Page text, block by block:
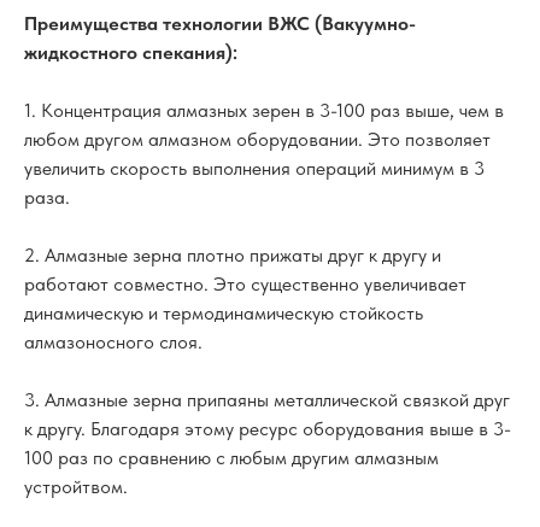
Преимущества технологии ВЖС (Вакуумно-
жидкостного спекания):
1. Концентрация алмазных зерен в 3-100 раз выше, чем в
любом другом алмазном оборудовании. Это позволяет
увеличить скорость выполнения операций минимум в 3
раза.
2. Алмазные зерна плотно прижаты друг к другу и
работают совместно. Это существенно увеличивает
динамическую и термодинамическую стойкость
алмазоносного слоя.
3. Алмазные зерна припаяны металлической связкой друг
к другу. Благодаря этому ресурс оборудования выше в 3-
100 раз по сравнению с любым другим алмазным
устройтвом.